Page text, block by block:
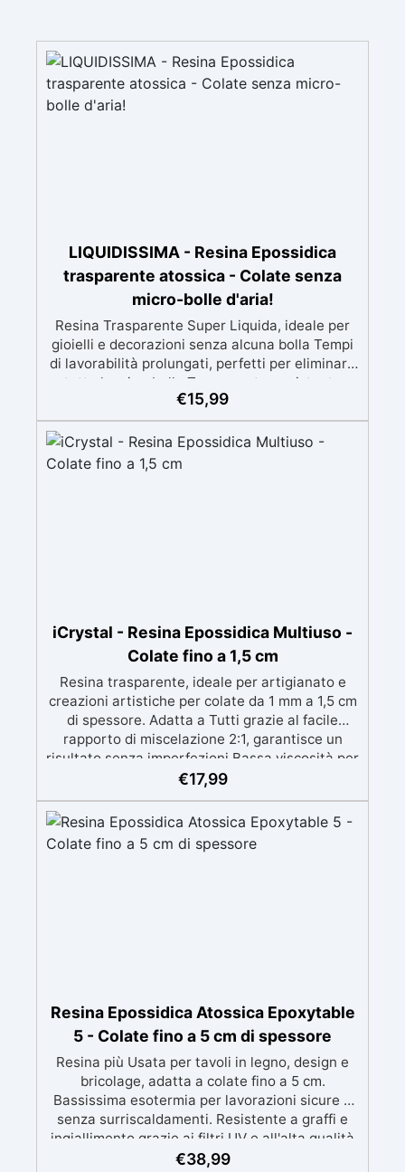
LIQUIDISSIMA - Resina Epossidica
trasparente atossica - Colate senza
micro-bolle d'aria!
Resina Trasparente Super Liquida, ideale per
gioielli e decorazioni senza alcuna bolla Tempi
di lavorabilità prolungati, perfetti per eliminare
tutte le microbolle Trasparente, resistente
all'ingiallimento per colate da 2mm fino a 2 cm,
minimizzando le bolle d'aria per risultati
impeccabili. Compatibile con coloranti in pasta
o polvere, permettendo personalizzazioni
uniche Sicura, BPA Free, inodore e certificata
€15,99
iCrystal - Resina Epossidica Multiuso -
Colate fino a 1,5 cm
Resina trasparente, ideale per artigianato e
creazioni artistiche per colate da 1 mm a 1,5 cm
di spessore. Adatta a Tutti grazie al facile
rapporto di miscelazione 2:1, garantisce un
risultato senza imperfezioni Bassa viscosità per
colate senza bolle, compatibile con legno,
Certificata post-catalisi atossica e sicura per il
contatto con la pelle, Bpa Free e senza Solventi
(Voc Free) Superficie lucida, autolivellante e
€17,99
Resina Epossidica Atossica Epoxytable
5 - Colate fino a 5 cm di spessore
Resina più Usata per tavoli in legno, design e
bricolage, adatta a colate fino a 5 cm.
Bassissima esotermia per lavorazioni sicure e
senza surriscaldamenti. Resistente a graffi e
ingiallimento grazie ai filtri UV e all'alta qualità
meccanica. Bassa viscosità per eliminare bolle
€38,99